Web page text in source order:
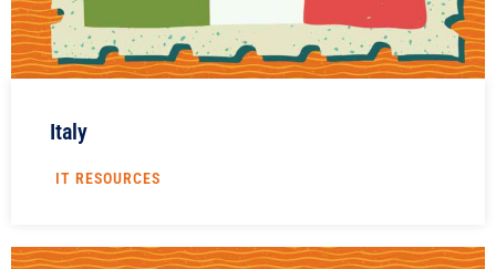
Italy
IT RESOURCES